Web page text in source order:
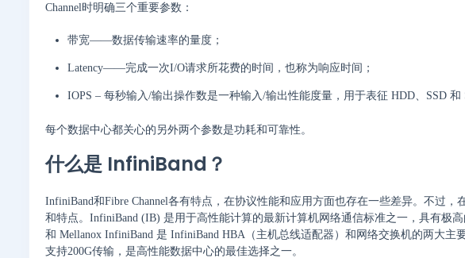
Channel时明确三个重要参数：
带宽——数据传输速率的量度；
Latency——完成一次I/O请求所花费的时间，也称为响应时间；
IOPS – 每秒输入/输出操作数是一种输入/输出性能度量，用于表征 HDD、SSD 和
每个数据中心都关心的另外两个参数是功耗和可靠性。
什么是 InfiniBand？
InfiniBand和Fibre Channel各有特点，在协议性能和应用方面也存在一些差异。不过
和特点。InfiniBand (IB) 是用于高性能计算的最新计算机网络通信标准之一，具有极
和 Mellanox InfiniBand 是 InfiniBand HBA（主机总线适配器）和网络交换机的两大主
支持200G传输，是高性能数据中心的最佳选择之一。